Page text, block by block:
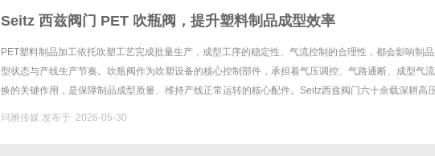
Seitz 西兹阀门 PET 吹瓶阀，提升塑料制品成型效率
PET塑料制品加工依托吹塑工艺完成批量生产，成型工序的稳定性、气流控制的合理性，都会影响制
型状态与产线生产节奏。吹瓶阀作为吹塑设备的核心控制部件，承担着气压调控、气路通断、成型气
换的关键作用，是保障制品成型质量、维持产线正常运转的核心配件。Seitz西兹阀门六十余载深耕高
玛雅传媒 发布于 2026-05-30